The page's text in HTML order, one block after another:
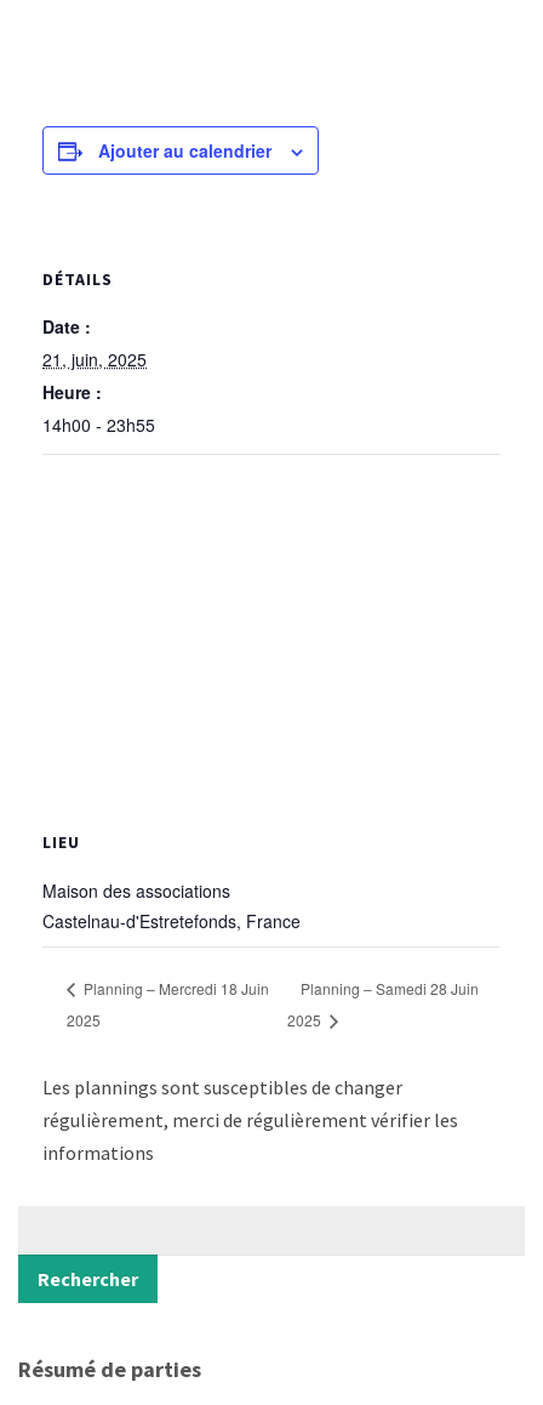
Ajouter au calendrier
DÉTAILS
Date :
21, juin, 2025
Heure :
14h00 - 23h55
LIEU
Maison des associations
Castelnau-d'Estretefonds, France
Planning – Mercredi 18 Juin
2025
Planning – Samedi 28 Juin
2025
Les plannings sont susceptibles de changer
régulièrement, merci de régulièrement vérifier les
informations
Rechercher
Résumé de parties